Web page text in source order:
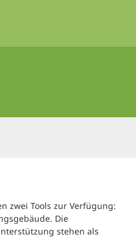
zwei Tools zur Verfügung:
Die
stehen als